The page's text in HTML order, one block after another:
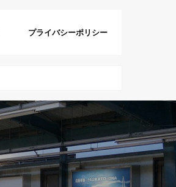
プライバシーポリシー